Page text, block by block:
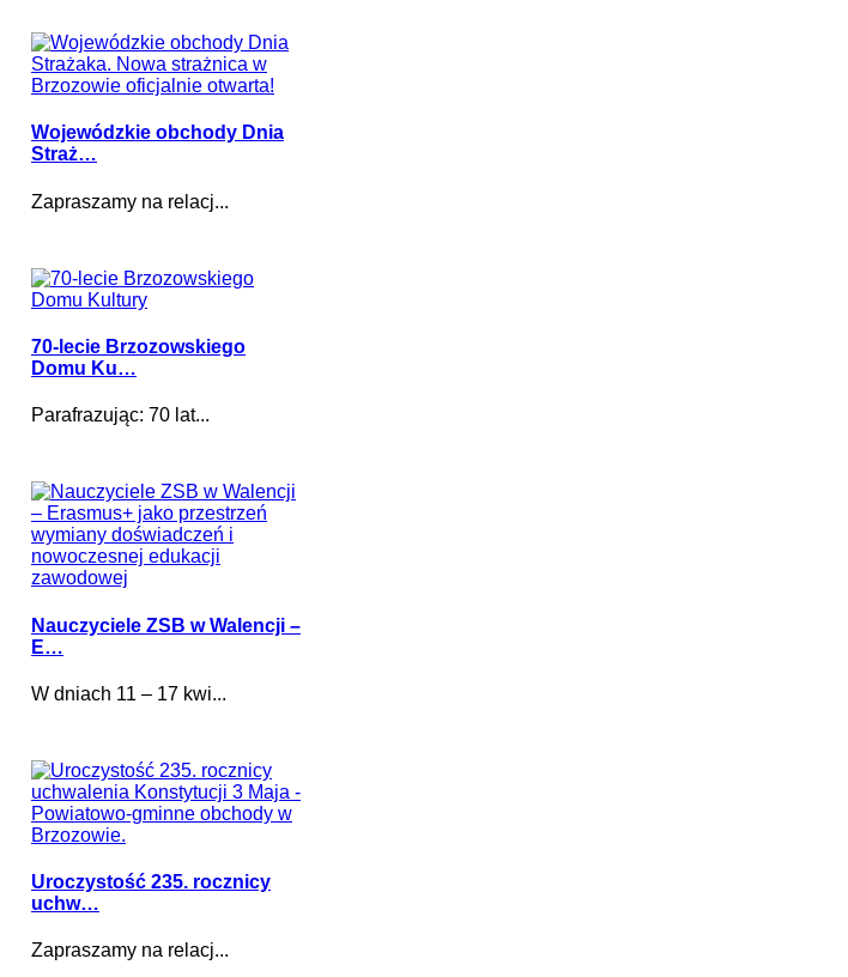
Wojewódzkie obchody Dnia
Straż…
Zapraszamy na relacj...
70-lecie Brzozowskiego
Domu Ku…
Parafrazując: 70 lat...
Nauczyciele ZSB w Walencji –
E…
W dniach 11 – 17 kwi...
Uroczystość 235. rocznicy
uchw…
Zapraszamy na relacj...